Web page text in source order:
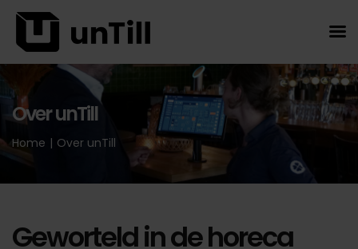
Over unTill
Home | Over unTill
Geworteld in de horeca